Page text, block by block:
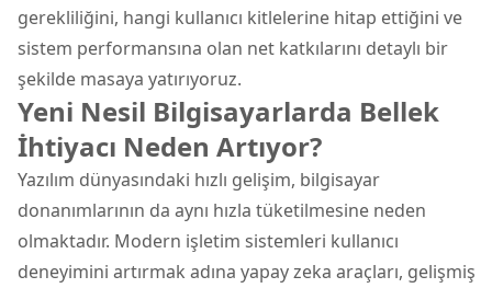
gerekliliğini, hangi kullanıcı kitlelerine hitap ettiğini ve
sistem performansına olan net katkılarını detaylı bir
şekilde masaya yatırıyoruz.
Yeni Nesil Bilgisayarlarda Bellek
İhtiyacı Neden Artıyor?
Yazılım dünyasındaki hızlı gelişim, bilgisayar
donanımlarının da aynı hızla tüketilmesine neden
olmaktadır. Modern işletim sistemleri kullanıcı
deneyimini artırmak adına yapay zeka araçları, gelişmiş